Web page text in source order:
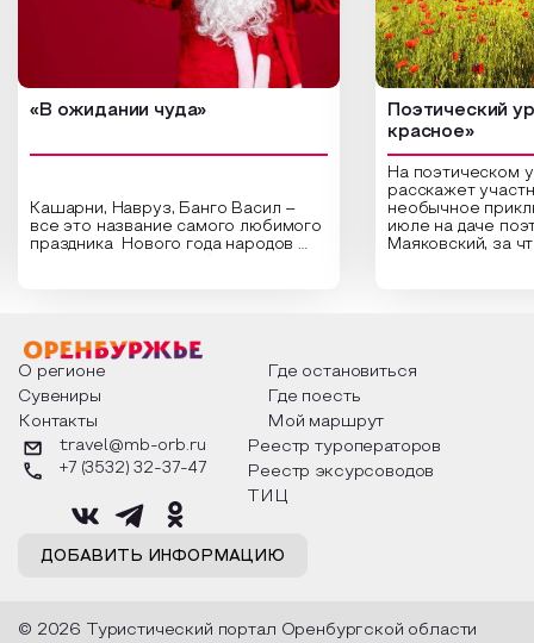
«В ожидании чуда»
Кашарни, Навруз, Банго Васил –
все это название самого любимого
праздника Нового года народов
о том, как встречают новый год в
разных уголках страны, какие
обряды совершают на удачу и
благополучие, в чем схожи и
различаются традиции. Кто такой
Дед Мороз и откуда он пришел, как
его называют в разных уголках
страны и как появились елочные
Поэтический
красное»
На поэтическом
расскажет
необычное
июле на даче
Маяковский, за
Твардовского и
каждой строчке
восхищение
яркому времени
О регионе
Где остановиться
Сувениры
Где поесть
Контакты
Мой маршрут
ДОБАВИТЬ ИНФОРМАЦИЮ
travel@mb-orb.ru
+7 (3532) 32-37-47
Реестр туроператоров
Реестр эксурсоводов
ТИЦ
© 2026 Туристический портал Оренбургской области